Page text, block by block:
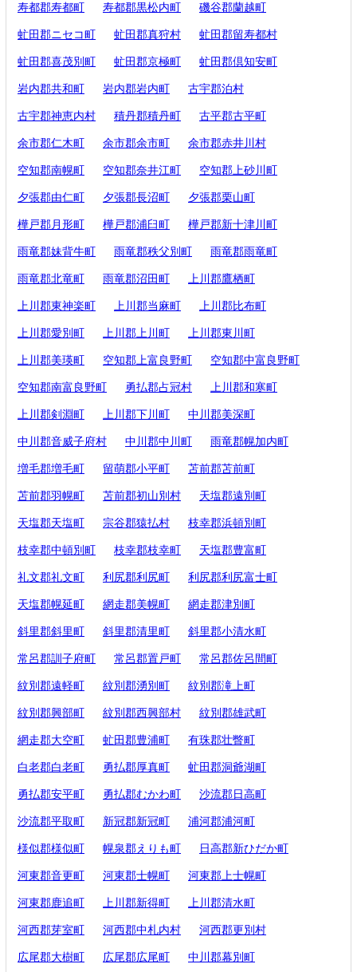
寿都郡寿都町 寿都郡黒松内町 磯谷郡蘭越町
虻田郡ニセコ町 虻田郡真狩村 虻田郡留寿都村
虻田郡喜茂別町 虻田郡京極町 虻田郡倶知安町
岩内郡共和町 岩内郡岩内町 古宇郡泊村
古宇郡神恵内村 積丹郡積丹町 古平郡古平町
余市郡仁木町 余市郡余市町 余市郡赤井川村
空知郡南幌町 空知郡奈井江町 空知郡上砂川町
夕張郡由仁町 夕張郡長沼町 夕張郡栗山町
樺戸郡月形町 樺戸郡浦臼町 樺戸郡新十津川町
雨竜郡妹背牛町 雨竜郡秩父別町 雨竜郡雨竜町
雨竜郡北竜町 雨竜郡沼田町 上川郡鷹栖町
上川郡東神楽町 上川郡当麻町 上川郡比布町
上川郡愛別町 上川郡上川町 上川郡東川町
上川郡美瑛町 空知郡上富良野町 空知郡中富良野町
空知郡南富良野町 勇払郡占冠村 上川郡和寒町
上川郡剣淵町 上川郡下川町 中川郡美深町
中川郡音威子府村 中川郡中川町 雨竜郡幌加内町
増毛郡増毛町 留萌郡小平町 苫前郡苫前町
苫前郡羽幌町 苫前郡初山別村 天塩郡遠別町
天塩郡天塩町 宗谷郡猿払村 枝幸郡浜頓別町
枝幸郡中頓別町 枝幸郡枝幸町 天塩郡豊富町
礼文郡礼文町 利尻郡利尻町 利尻郡利尻富士町
天塩郡幌延町 網走郡美幌町 網走郡津別町
斜里郡斜里町 斜里郡清里町 斜里郡小清水町
常呂郡訓子府町 常呂郡置戸町 常呂郡佐呂間町
紋別郡遠軽町 紋別郡湧別町 紋別郡滝上町
紋別郡興部町 紋別郡西興部村 紋別郡雄武町
網走郡大空町 虻田郡豊浦町 有珠郡壮瞥町
白老郡白老町 勇払郡厚真町 虻田郡洞爺湖町
勇払郡安平町 勇払郡むかわ町 沙流郡日高町
沙流郡平取町 新冠郡新冠町 浦河郡浦河町
様似郡様似町 幌泉郡えりも町 日高郡新ひだか町
河東郡音更町 河東郡士幌町 河東郡上士幌町
河東郡鹿追町 上川郡新得町 上川郡清水町
河西郡芽室町 河西郡中札内村 河西郡更別村
広尾郡大樹町 広尾郡広尾町 中川郡幕別町